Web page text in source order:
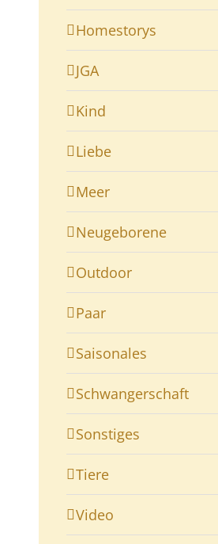
Homestorys
JGA
Kind
Liebe
Meer
Neugeborene
Outdoor
Paar
Saisonales
Schwangerschaft
Sonstiges
Tiere
Video